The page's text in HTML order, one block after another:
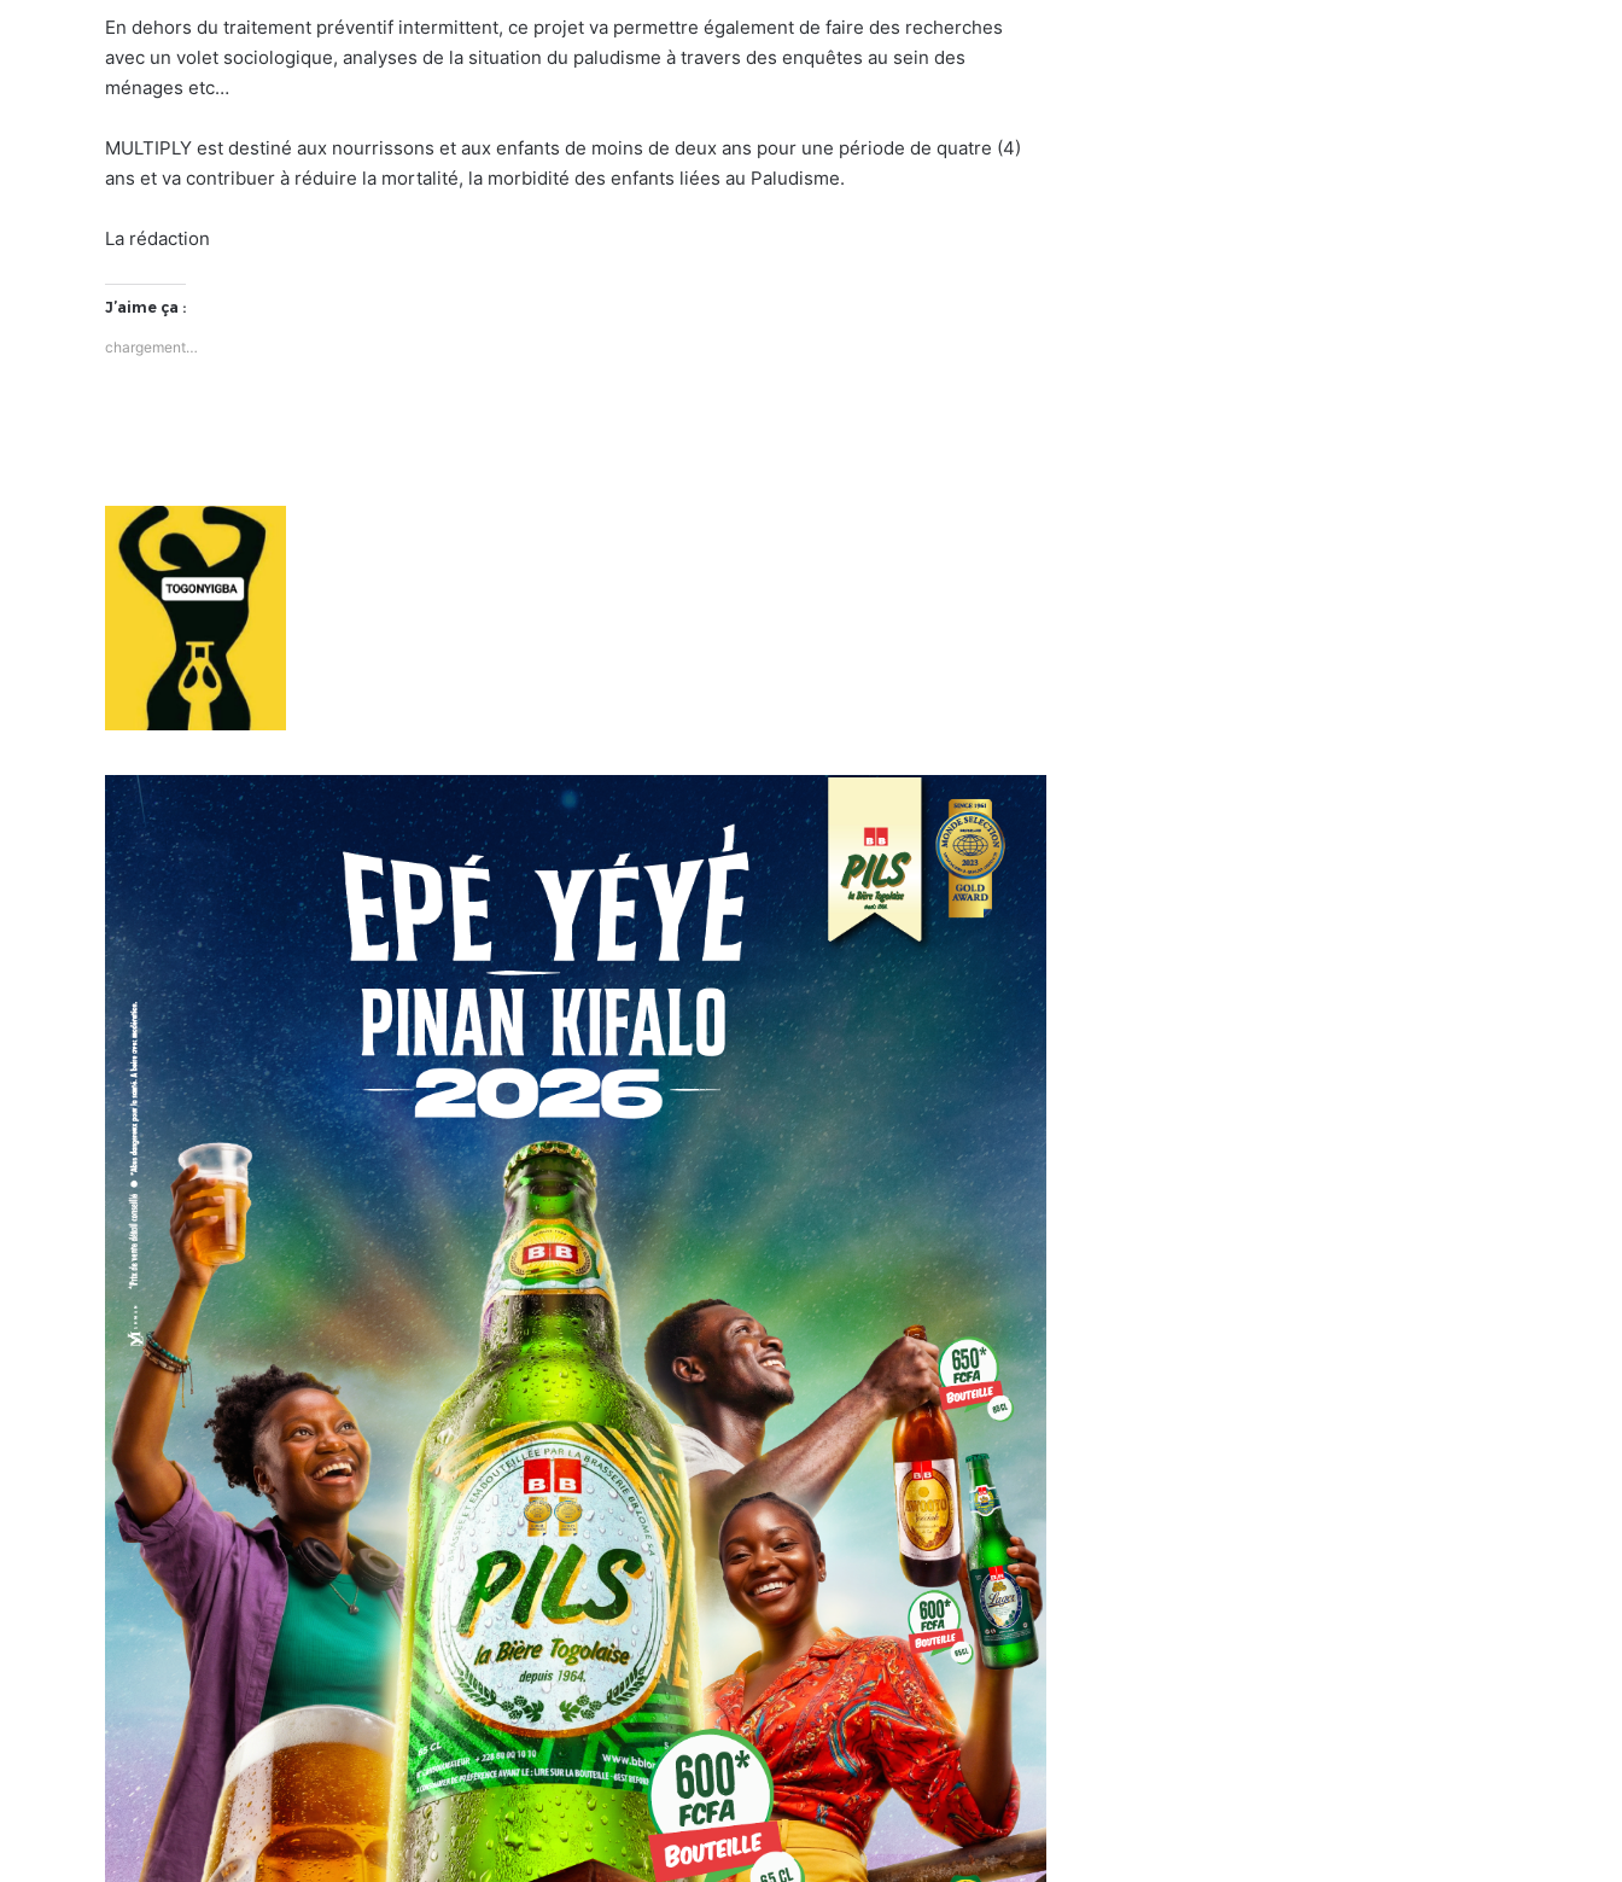
En dehors du traitement préventif intermittent, ce projet va permettre également de faire des recherches
avec un volet sociologique, analyses de la situation du paludisme à travers des enquêtes au sein des
ménages etc…
MULTIPLY est destiné aux nourrissons et aux enfants de moins de deux ans pour une période de quatre (4)
ans et va contribuer à réduire la mortalité, la morbidité des enfants liées au Paludisme.
La rédaction
J’aime ça :
chargement…